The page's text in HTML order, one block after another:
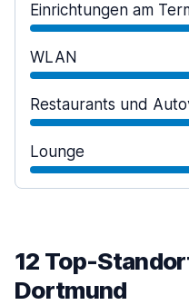
Einrichtungen am
WLAN
Restaurants und
Lounge
12 Top-
Dortmund